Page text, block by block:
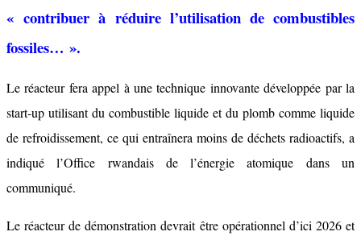
« contribuer à réduire l’utilisation de combustibles
fossiles… ».
Le réacteur fera appel à une technique innovante développée par la
start-up utilisant du combustible liquide et du plomb comme liquide
de refroidissement, ce qui entraînera moins de déchets radioactifs, a
indiqué l’Office rwandais de l’énergie atomique dans un
communiqué.
Le réacteur de démonstration devrait être opérationnel d’ici 2026 et